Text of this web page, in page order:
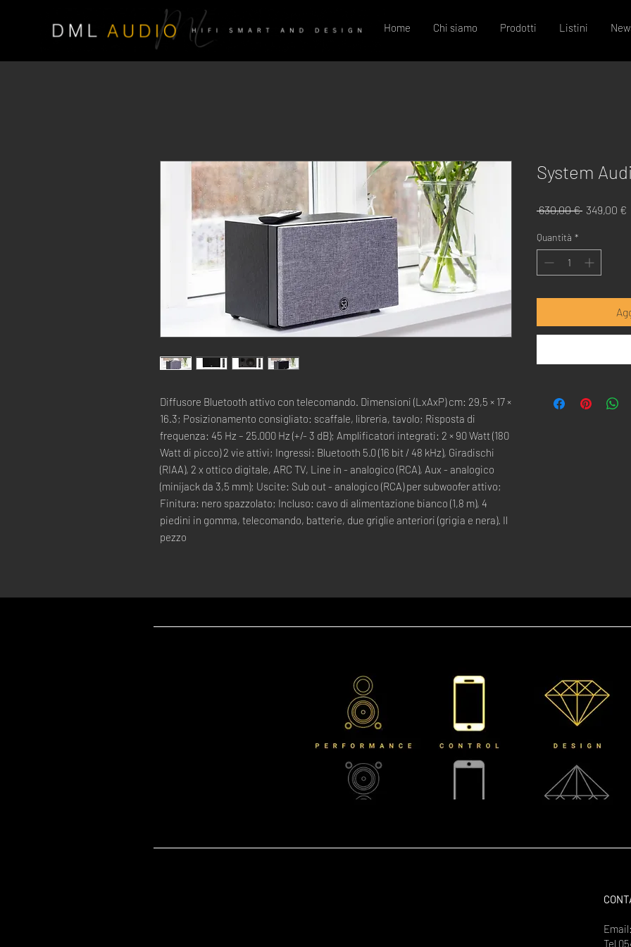
Home Chi siamo Prodotti Listini
Diffusore Bluetooth attivo con telecomando. Dimensioni (LxAxP) cm: 29,5 × 17 ×
16.3; Posizionamento consigliato: scaffale, libreria, tavolo; Risposta di
frequenza: 45 Hz – 25.000 Hz (+/- 3 dB); Amplificatori integrati: 2 × 90 Watt (180
Watt di picco) 2 vie attivi; Ingressi: Bluetooth 5.0 (16 bit / 48 kHz), Giradischi
(RIAA), 2 x ottico digitale, ARC TV, Line in - analogico (RCA), Aux - analogico
(minijack da 3,5 mm); Uscite: Sub out - analogico (RCA) per subwoofer attivo;
Finitura: nero spazzolato; Incluso: cavo di alimentazione bianco (1,8 m), 4
piedini in gomma, telecomando, batterie, due griglie anteriori (grigia e nera). Il
pezzo
System
630,00 € Prezzo
349,00 €
Quantità *
Email:
Tel